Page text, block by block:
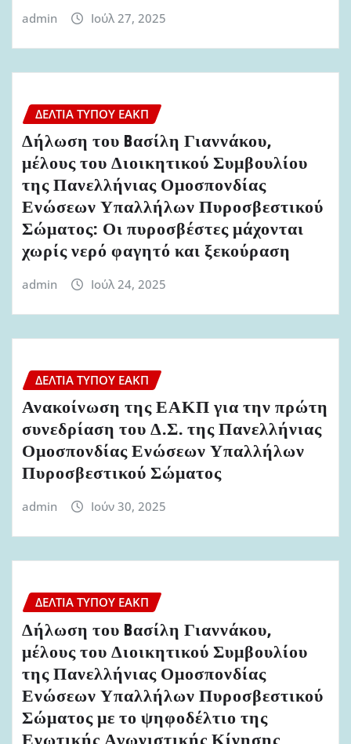
admin Ιούλ 27, 2025
ΔΕΛΤΊΑ ΤΎΠΟΥ ΕΑΚΠ
Δήλωση του Bασίλη Γιαννάκου,
μέλους του Διοικητικού Συμβουλίου
της Πανελλήνιας Ομοσπονδίας
Ενώσεων Υπαλλήλων Πυροσβεστικού
Σώματος: Οι πυροσβέστες μάχονται
χωρίς νερό φαγητό και ξεκούραση
admin Ιούλ 24, 2025
ΔΕΛΤΊΑ ΤΎΠΟΥ ΕΑΚΠ
Ανακοίνωση της ΕΑΚΠ για την πρώτη
συνεδρίαση του Δ.Σ. της Πανελλήνιας
Ομοσπονδίας Ενώσεων Υπαλλήλων
Πυροσβεστικού Σώματος
admin Ιούν 30, 2025
ΔΕΛΤΊΑ ΤΎΠΟΥ ΕΑΚΠ
Δήλωση του Bασίλη Γιαννάκου,
μέλους του Διοικητικού Συμβουλίου
της Πανελλήνιας Ομοσπονδίας
Ενώσεων Υπαλλήλων Πυροσβεστικού
Σώματος με το ψηφοδέλτιο της